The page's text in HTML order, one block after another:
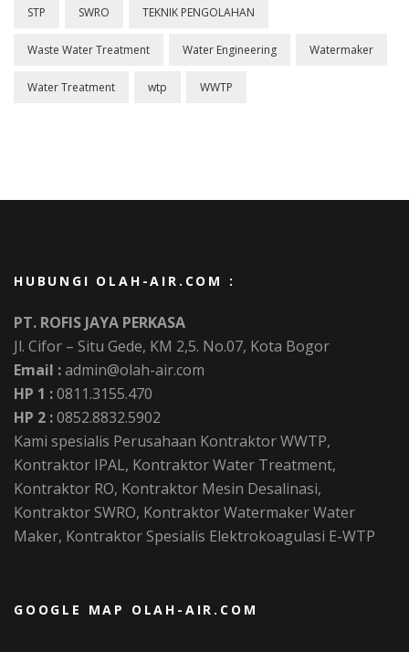
STP SWRO TEKNIK PENGOLAHAN
Waste Water Treatment Water Engineering Watermaker
Water Treatment wtp WWTP
HUBUNGI OLAH-AIR.COM :
PT. ROFIS JAYA PERKASA
Jl. Cifor – Situ Gede, KM 2,5. No.07, Kota Bogor
Email :admin@olah-air.com
HP 1 :0811.3155.470
HP 2 :0852.8832.5902
Kami spesialis Perusahaan Kontraktor WWTP,
Kontraktor IPAL, Kontraktor Water Treatment,
Kontraktor RO, Kontraktor Mesin Desalinasi,
Kontraktor SWRO, Kontraktor Watermaker Water
Maker, Kontraktor Spesialis Elektrokoagulasi E-WTP
GOOGLE MAP OLAH-AIR.COM